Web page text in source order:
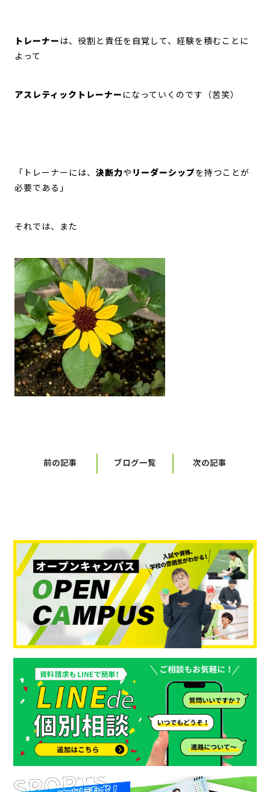
トレーナー は、役割と責任を自覚して、経験を積むことに
よって
アスレティックトレーナー になっていくのです（苦笑）
「トレーナーには、 決断力や リーダーシップを持つことが
必要である」
それでは、また
前の記事 ブログ一覧 次の記事